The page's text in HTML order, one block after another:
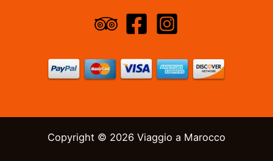
Copyright © 2026 Viaggio a Marocco